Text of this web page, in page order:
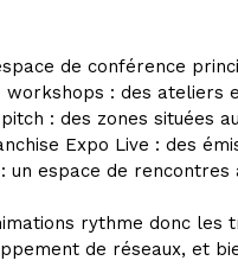
de conférence
workshops : des ateliers
: des zones situées
Expo Live : des
un espace de
rythme donc
de réseaux, et